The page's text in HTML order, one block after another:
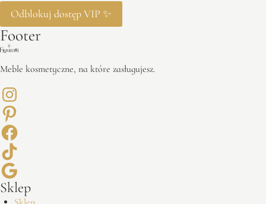
Odblokuj dostęp VIP ✨
Footer
Meble kosmetyczne, na które zasługujesz.
Sklep